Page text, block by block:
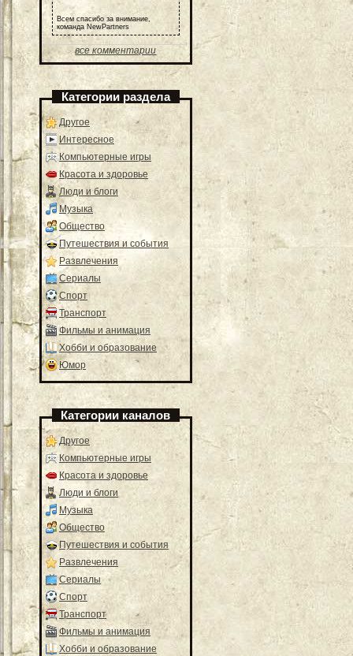
Всем спасибо за внимание,
команда NewPartners
все комментарии
Категории раздела
Другое
Интересное
Компьютерные игры
Красота и здоровье
Люди и блоги
Музыка
Общество
Путешествия и события
Развлечения
Сериалы
Спорт
Транспорт
Фильмы и анимация
Хобби и образование
Юмор
Категории каналов
Другое
Компьютерные игры
Красота и здоровье
Люди и блоги
Музыка
Общество
Путешествия и события
Развлечения
Сериалы
Спорт
Транспорт
Фильмы и анимация
Хобби и образование